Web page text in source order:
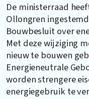
De ministerraad
Ollongren
Bouwbesluit over
Met deze wijziging
nieuw te bouwen
Energieneutrale
worden strengere
energiegebruik te